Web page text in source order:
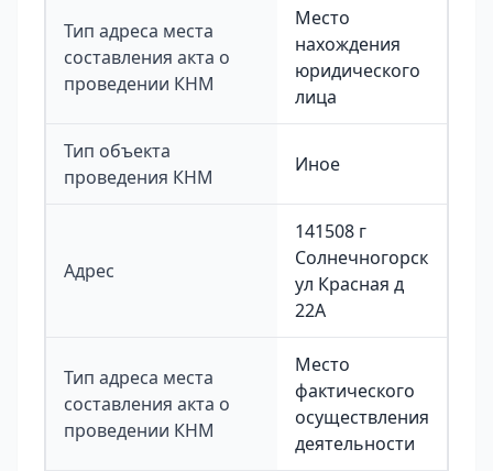
Тип адреса места
составления акта о
проведении КНМ
Место
нахождения
юридического
лица
Тип объекта
проведения КНМ
Иное
Адрес
141508 г
Солнечногорск
ул Красная д
22А
Тип адреса места
составления акта о
проведении КНМ
Место
фактического
осуществления
деятельности